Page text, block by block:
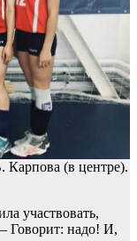
(в центре).
участвовать,
Говорит: надо! И,